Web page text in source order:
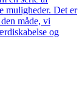
muligheder. Det er
måde, vi
og